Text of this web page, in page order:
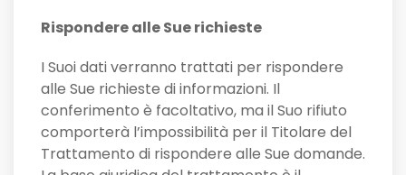
Rispondere alle Sue richieste
I Suoi dati verranno trattati per rispondere
alle Sue richieste di informazioni. Il
conferimento è facoltativo, ma il Suo rifiuto
comporterà l’impossibilità per il Titolare del
Trattamento di rispondere alle Sue domande.